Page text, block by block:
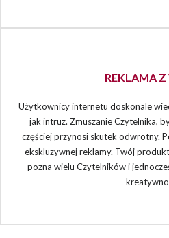
REKLAMA
Użytkownicy internetu doskonale
jak intruz. Zmuszanie Czytelnika,
częściej przynosi skutek odwrotny.
ekskluzywnej reklamy. Twój
pozna wielu Czytelników i